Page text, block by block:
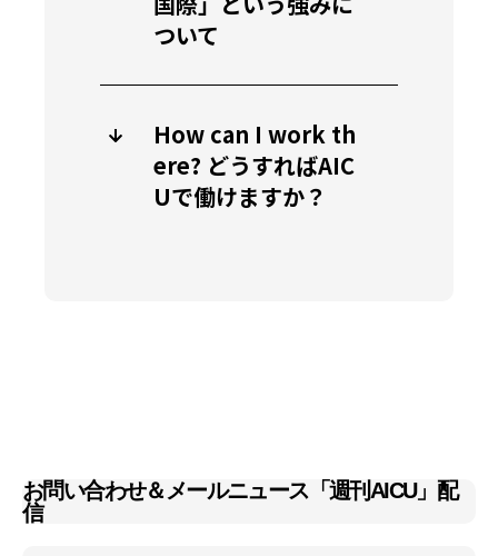
ついて
How can I work th
ere? どうすればAIC
Uで働けますか？
お問い合わせ＆メールニュース「週刊AICU」配
信